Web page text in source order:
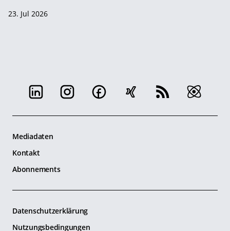
23. Jul 2026
Mediadaten
Kontakt
Abonnements
Datenschutzerklärung
Nutzungsbedingungen